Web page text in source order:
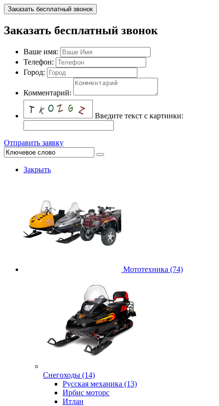
Заказать бесплатный звонок
Заказать бесплатный звонок
Ваше имя:
Телефон:
Город:
Комментарий:
Введите текст с картинки:
Отправить заявку
Закрыть
Мототехника (74)
Снегоходы (14)
Русская механика (13)
Ирбис моторс
Итлан